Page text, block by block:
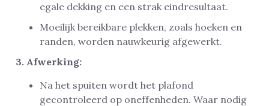
egale dekking en een strak eindresultaat.
Moeilijk bereikbare plekken, zoals hoeken en
randen, worden nauwkeurig afgewerkt.
3. Afwerking:
Na het spuiten wordt het plafond
gecontroleerd op oneffenheden. Waar nodig